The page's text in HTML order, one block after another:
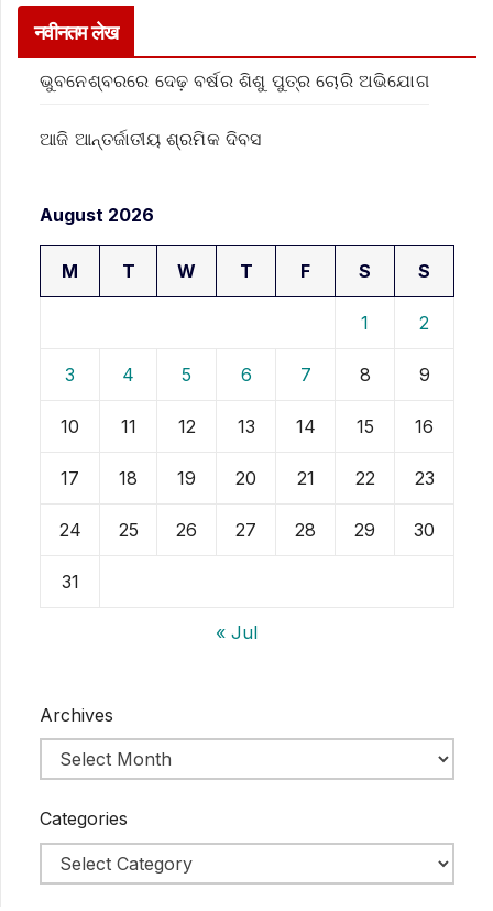
नवीनतम लेख
ଭୁବନେଶ୍ବରରେ ଦେଢ଼ ବର୍ଷର ଶିଶୁ ପୁତ୍ର ଚୋରି ଅଭିଯୋଗ
ଆଜି ଆନ୍ତର୍ଜାତୀୟ ଶ୍ରମିକ ଦିବସ
August 2026
M T W T F S S
1 2
3 4 5 6 7 8 9
10 11 12 13 14 15 16
17 18 19 20 21 22 23
24 25 26 27 28 29 30
31
« Jul
Archives
Categories